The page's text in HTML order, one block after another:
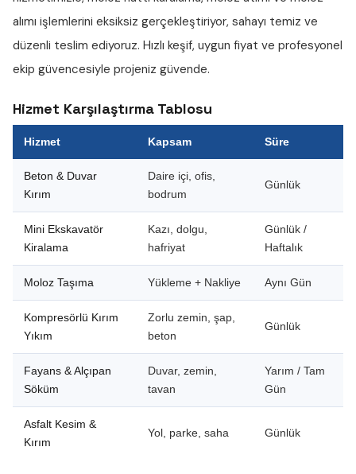
alımı işlemlerini eksiksiz gerçekleştiriyor, sahayı temiz ve
düzenli teslim ediyoruz. Hızlı keşif, uygun fiyat ve profesyonel
ekip güvencesiyle projeniz güvende.
Hizmet Karşılaştırma Tablosu
Hizmet Kapsam Süre
Beton & Duvar
Kırım
Daire içi, ofis,
bodrum
Günlük
Mini Ekskavatör
Kiralama
Kazı, dolgu,
hafriyat
Günlük /
Haftalık
Moloz Taşıma Yükleme + Nakliye Aynı Gün
Kompresörlü Kırım
Yıkım
Zorlu zemin, şap,
beton
Günlük
Fayans & Alçıpan
Söküm
Duvar, zemin,
tavan
Yarım / Tam
Gün
Asfalt Kesim &
Kırım
Yol, parke, saha Günlük